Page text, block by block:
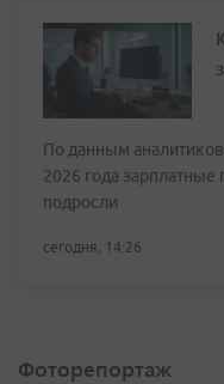
По данным
2026 года
подросли
сегодня, 14:26
Фоторепортаж